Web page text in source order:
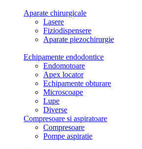
Aparate chirurgicale
Lasere
Fiziodispensere
Aparate piezochirurgie
Echipamente endodontice
Endomotoare
Apex locator
Echipamente obturare
Microscoape
Lupe
Diverse
Compresoare si aspiratoare
Compresoare
Pompe aspiratie